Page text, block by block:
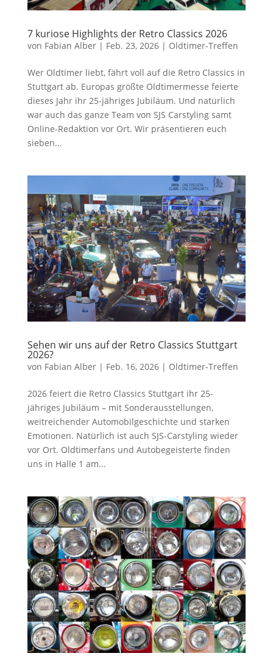
7 kuriose Highlights der Retro Classics 2026
von Fabian Alber| Feb. 23, 2026| Oldtimer-Treffen
Wer Oldtimer liebt, fährt voll auf die Retro Classics in
Stuttgart ab. Europas größte Oldtimermesse feierte
dieses Jahr ihr 25-jähriges Jubiläum. Und natürlich
war auch das ganze Team von SJS Carstyling samt
Online-Redaktion vor Ort. Wir präsentieren euch
sieben...
Sehen wir uns auf der Retro Classics Stuttgart
2026?
von Fabian Alber| Feb. 16, 2026| Oldtimer-Treffen
2026 feiert die Retro Classics Stuttgart ihr 25-
jähriges Jubiläum – mit Sonderausstellungen,
weitreichender Automobilgeschichte und starken
Emotionen. Natürlich ist auch SJS-Carstyling wieder
vor Ort. Oldtimerfans und Autobegeisterte finden
uns in Halle 1 am...